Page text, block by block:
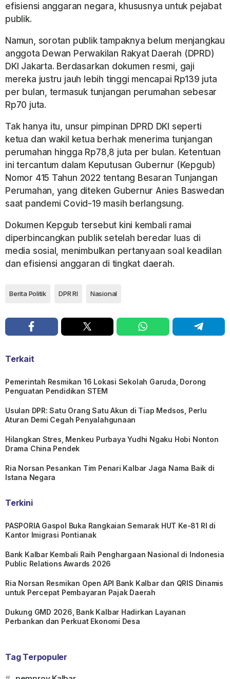
efisiensi anggaran negara, khususnya untuk pejabat
publik.
Namun, sorotan publik tampaknya belum menjangkau
anggota Dewan Perwakilan Rakyat Daerah (DPRD)
DKI Jakarta. Berdasarkan dokumen resmi, gaji
mereka justru jauh lebih tinggi mencapai Rp139 juta
per bulan, termasuk tunjangan perumahan sebesar
Rp70 juta.
Tak hanya itu, unsur pimpinan DPRD DKI seperti
ketua dan wakil ketua berhak menerima tunjangan
perumahan hingga Rp78,8 juta per bulan. Ketentuan
ini tercantum dalam Keputusan Gubernur (Kepgub)
Nomor 415 Tahun 2022 tentang Besaran Tunjangan
Perumahan, yang diteken Gubernur Anies Baswedan
saat pandemi Covid-19 masih berlangsung.
Dokumen Kepgub tersebut kini kembali ramai
diperbincangkan publik setelah beredar luas di
media sosial, menimbulkan pertanyaan soal keadilan
dan efisiensi anggaran di tingkat daerah.
Berita Politik DPR RI Nasional
Terkait
Pemerintah Resmikan 16 Lokasi Sekolah Garuda, Dorong
Penguatan Pendidikan STEM
Usulan DPR: Satu Orang Satu Akun di Tiap Medsos, Perlu
Aturan Demi Cegah Penyalahgunaan
Hilangkan Stres, Menkeu Purbaya Yudhi Ngaku Hobi Nonton
Drama China Pendek
Ria Norsan Pesankan Tim Penari Kalbar Jaga Nama Baik di
Istana Negara
Terkini
PASPORIA Gaspol Buka Rangkaian Semarak HUT Ke-81 RI di
Kantor Imigrasi Pontianak
Bank Kalbar Kembali Raih Penghargaan Nasional di Indonesia
Public Relations Awards 2026
Ria Norsan Resmikan Open API Bank Kalbar dan QRIS Dinamis
untuk Percepat Pembayaran Pajak Daerah
Dukung GMD 2026, Bank Kalbar Hadirkan Layanan
Perbankan dan Perkuat Ekonomi Desa
Tag Terpopuler